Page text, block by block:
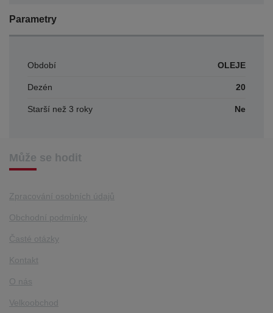
Parametry
Období OLEJE
Dezén 20
Starší než 3 roky Ne
Může se hodit
Zpracování osobních údajů
Obchodní podmínky
Časté otázky
Kontakt
O nás
Velkoobchod